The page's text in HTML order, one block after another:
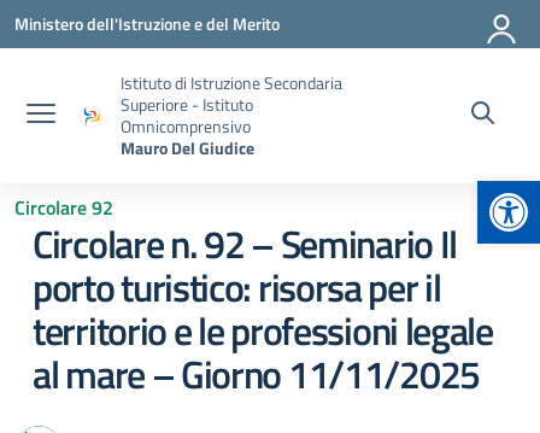
Vai ai contenuti
Vai al menu di navigazione
Vai al footer
Ministero dell'Istruzione e del Merito
Istituto di Istruzione Secondaria
Superiore - Istituto
Omnicomprensivo
Mauro Del Giudice
Circolare 92
Circolare n. 92 – Seminario Il
porto turistico: risorsa per il
territorio e le professioni legale
al mare – Giorno 11/11/2025